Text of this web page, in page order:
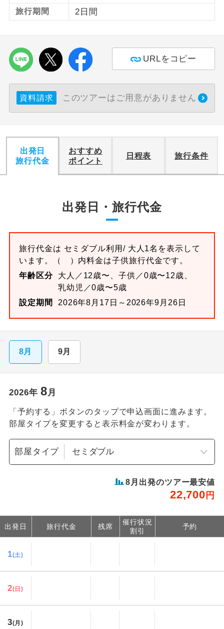
旅行期間 2日間
URLをコピー
資料請求 このツアーはご用意がありません
出発日
旅行代金
おすすめ
ポイント
日程表 旅行条件
出発日・旅行代金
旅行代金は セミダブル利用/ 大人1名を表示して
います。
（ ）内料金は子供旅行代金です。
年齢区分
大人／12歳〜、子供／0歳〜12歳、
乳幼児／0歳〜5歳
設定期間
2026年8月17日～2026年9月26日
8月 9月
2026年 8月
「予約する」ボタンのタップで申込画面に進みます。
部屋タイプを変更すると表示料金が変わります。
部屋タイプ
8 月出発のツアー最安値
22,700 円
出発日 旅行代金 残席
催行状況
割引
予約
1(土)
2(日)
3(月)
ホテル指定
ご紹介するホテルを指定したコースで
す。
ス2席利用
す。